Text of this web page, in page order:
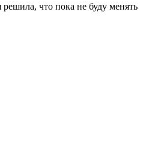
что пока не буду менять